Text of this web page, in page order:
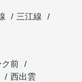
三江線
ク前
西出雲